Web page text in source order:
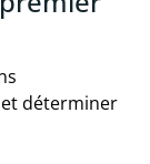
déterminer